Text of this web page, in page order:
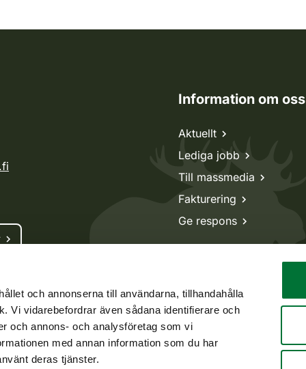
och annonserna till användarna, tillhandahålla
Vi vidarebefordrar även sådana identifierare och
och annons- och analysföretag som vi
med annan information som du har
deras tjänster.
dispenser
Information om oss
Aktuellt
Lediga jobb
Till massmedia
Fakturering
Ge respons